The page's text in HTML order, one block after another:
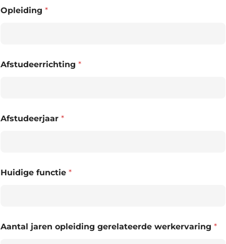
Opleiding *
Afstudeerrichting *
Afstudeerjaar *
Huidige functie *
Aantal jaren opleiding gerelateerde werkervaring *